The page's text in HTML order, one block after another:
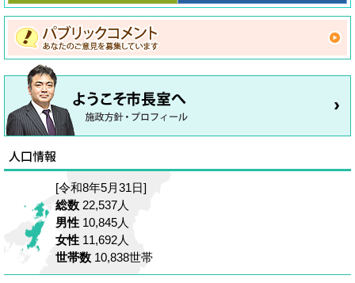
[令和8年5月31日]
総数 22,537人
男性 10,845人
女性 11,692人
世帯数 10,838世帯